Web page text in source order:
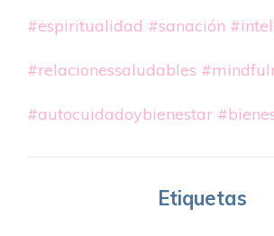
#espiritualidad #sanación
#relacionessaludables
#autocuidadoybienestar
Etiquetas